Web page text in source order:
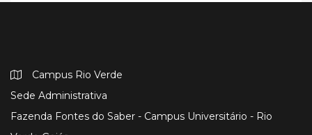
Campus Rio Verde
Sede Administrativa
Fazenda Fontes do Saber - Campus Universitário - Rio